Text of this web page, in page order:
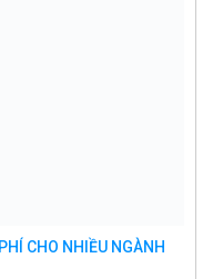
CHO NHIỀU NGÀNH